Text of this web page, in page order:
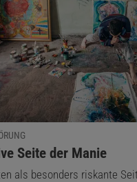
Seite der Manie
als besonders riskante